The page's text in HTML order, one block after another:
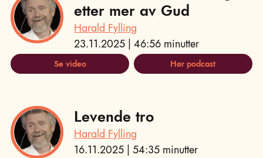
etter mer av Gud
Harald Fylling
23.11.2025 | 46:56 minutter
Se video Hør podcast
Levende tro
Harald Fylling
16.11.2025 | 54:35 minutter